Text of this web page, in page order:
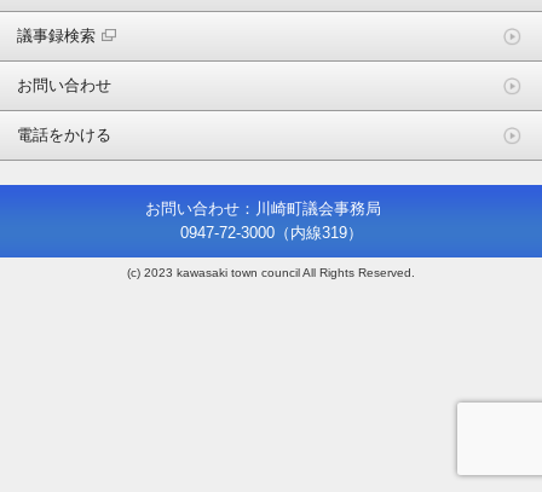
議事録検索
お問い合わせ
電話をかける
お問い合わせ：川崎町議会事務局
0947-72-3000（内線319）
(c) 2023 kawasaki town council All Rights Reserved.